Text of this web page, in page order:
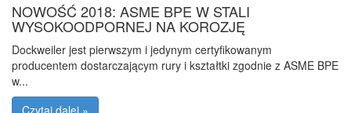
NOWOŚĆ 2018: ASME BPE W STALI
WYSOKOODPORNEJ NA KOROZJĘ
Dockweiler jest pierwszym i jedynym certyfikowanym
producentem dostarczającym rury i kształtki zgodnie z ASME BPE
w...